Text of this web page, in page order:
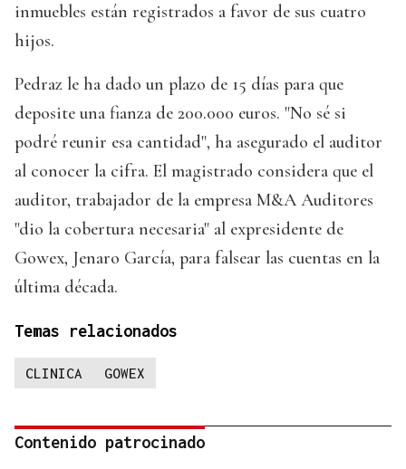
inmuebles están registrados a favor de sus cuatro
hijos.
Pedraz le ha dado un plazo de 15 días para que
deposite una fianza de 200.000 euros. "No sé si
podré reunir esa cantidad", ha asegurado el auditor
al conocer la cifra. El magistrado considera que el
auditor, trabajador de la empresa M&A Auditores
"dio la cobertura necesaria" al expresidente de
Gowex, Jenaro García, para falsear las cuentas en la
última década.
Temas relacionados
CLINICA GOWEX
Contenido patrocinado